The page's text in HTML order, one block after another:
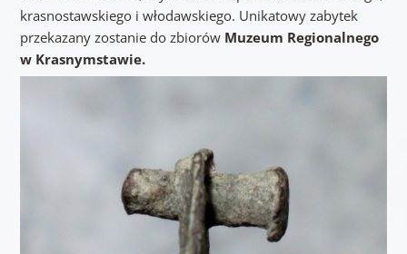
krasnostawskiego i włodawskiego. Unikatowy zabytek
przekazany zostanie do zbiorów Muzeum Regionalnego
w Krasnymstawie.